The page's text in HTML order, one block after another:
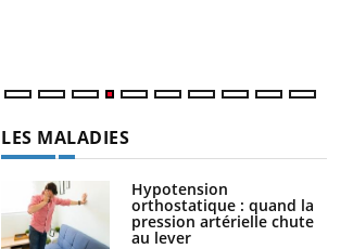
LES MALADIES
Hypotension
orthostatique : quand la
pression artérielle chute
au lever